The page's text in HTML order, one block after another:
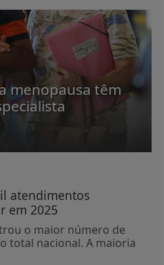
menopausa têm
atendimentos
em 2025
o maior número de
total nacional. A maioria